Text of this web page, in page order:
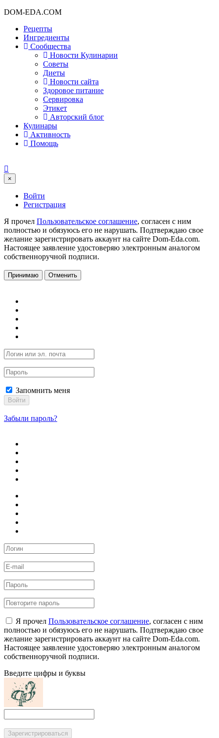
DOM-EDA.COM
Рецепты
Ингредиенты
Сообщества
Новости Кулинарии
Советы
Диеты
Новости сайта
Здоровое питание
Сервировка
Этикет
Авторский блог
Кулинары
Активность
Помощь
×
Войти
Регистрация
Я прочел Пользовательское соглашение, согласен с ним
полностью и обязуюсь его не нарушать. Подтверждаю свое
желание зарегистрировать аккаунт на сайте Dom-Eda.com.
Настоящее заявление удостоверяю электронным аналогом
собственноручной подписи.
Принимаю Отменить
Запомнить меня
Войти
Забыли пароль?
Я прочел Пользовательское соглашение, согласен с ним
полностью и обязуюсь его не нарушать. Подтверждаю свое
желание зарегистрировать аккаунт на сайте Dom-Eda.com.
Настоящее заявление удостоверяю электронным аналогом
собственноручной подписи.
Введите цифры и буквы
Зарегистрироваться